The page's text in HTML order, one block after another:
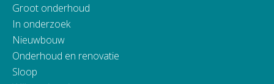
Groot onderhoud
In onderzoek
Nieuwbouw
Onderhoud en renovatie
Sloop